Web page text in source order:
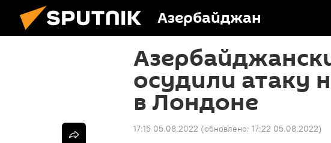
Азербайджан
осудили атаку
в Лондоне
17:15 05.08.2022 (обновлено: 17:22 05.08.2022)